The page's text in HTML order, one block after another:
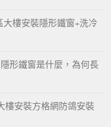
樓安裝隱形鐵窗+洗冷
形鐵窗是什麼，為何長
樓安裝方格網防鴿安裝